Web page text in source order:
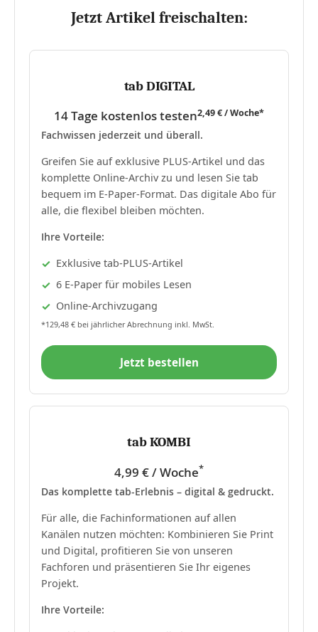
Jetzt Artikel freischalten:
tab DIGITAL
14 Tage kostenlos testen2,49 € / Woche*
Fachwissen jederzeit und überall.
Greifen Sie auf exklusive PLUS-Artikel und das
komplette Online-Archiv zu und lesen Sie tab
bequem im E-Paper-Format. Das digitale Abo für
alle, die flexibel bleiben möchten.
Ihre Vorteile:
Exklusive tab-PLUS-Artikel
6 E-Paper für mobiles Lesen
Online-Archivzugang
*129,48 € bei jährlicher Abrechnung inkl. MwSt.
Jetzt bestellen
tab KOMBI
4,99 € / Woche*
Das komplette tab-Erlebnis – digital & gedruckt.
Für alle, die Fachinformationen auf allen
Kanälen nutzen möchten: Kombinieren Sie Print
und Digital, profitieren Sie von unseren
Fachforen und präsentieren Sie Ihr eigenes
Projekt.
Ihre Vorteile: